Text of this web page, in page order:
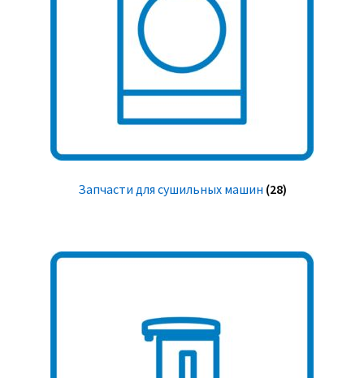
Запчасти для сушильных машин (28)